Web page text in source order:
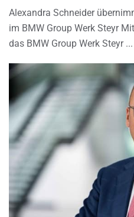
Alexandra Schneider
im BMW Group Werk Steyr
das BMW Group Werk Steyr